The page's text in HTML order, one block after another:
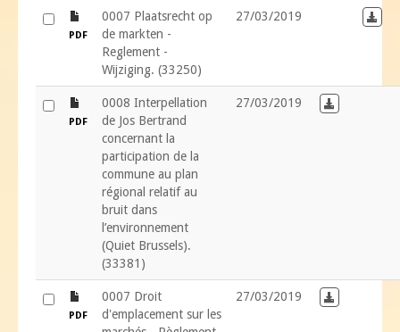
PDF
0007 Plaatsrecht op
de markten -
Reglement -
Wijziging. (33250)
27/03/2019
PDF
0008 Interpellation
de Jos Bertrand
concernant la
participation de la
commune au plan
régional relatif au
bruit dans
l’environnement
(Quiet Brussels).
(33381)
27/03/2019 Download in
PDF
0007 Droit
d'emplacement sur les
27/03/2019 Download in